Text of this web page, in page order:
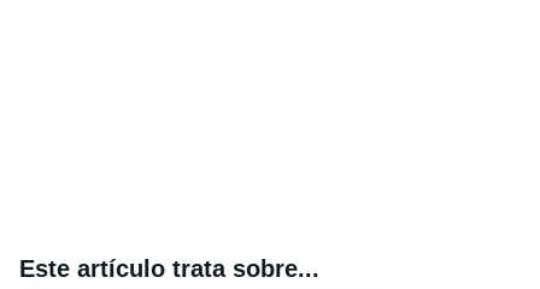
Este artículo trata sobre...